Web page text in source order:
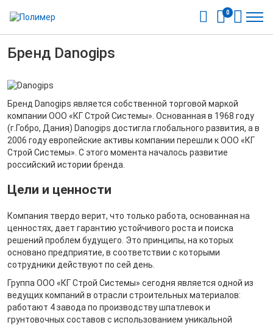
0
Бренд Danogips
Бренд Danogips является собственной торговой маркой
компании ООО «КГ Строй Системы». Основанная в 1968 году
(г.Гобро, Дания) Danogips достигла глобального развития, а в
2006 году европейские активы компании перешли к ООО «КГ
Строй Системы». С этого момента началось развитие
российский истории бренда.
Цели и ценности
Компания твердо верит, что только работа, основанная на
ценностях, дает гарантию устойчивого роста и поиска
решений проблем будущего. Это принципы, на которых
основано предприятие, в соответствии с которыми
сотрудники действуют по сей день.
Группа ООО «КГ Строй Системы» сегодня является одной из
ведущих компаний в отрасли строительных материалов:
работают 4 завода по производству шпатлевок и
грунтовочных составов с использованием уникальной